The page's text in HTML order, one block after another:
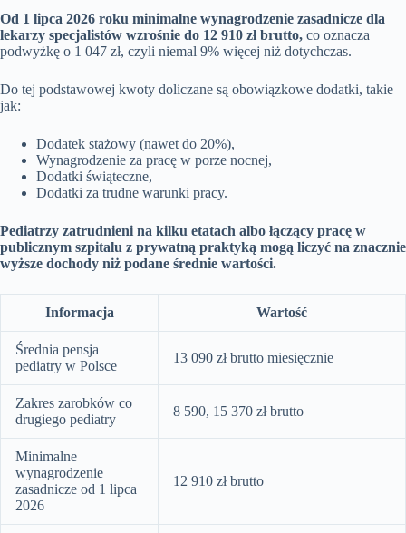
Od 1 lipca 2026 roku minimalne wynagrodzenie zasadnicze dla
lekarzy specjalistów wzrośnie do 12 910 zł brutto, co oznacza
podwyżkę o 1 047 zł, czyli niemal 9% więcej niż dotychczas.
Do tej podstawowej kwoty doliczane są obowiązkowe dodatki, takie
jak:
Dodatek stażowy (nawet do 20%),
Wynagrodzenie za pracę w porze nocnej,
Dodatki świąteczne,
Dodatki za trudne warunki pracy.
Pediatrzy zatrudnieni na kilku etatach albo łączący pracę w
publicznym szpitalu z prywatną praktyką mogą liczyć na znacznie
wyższe dochody niż podane średnie wartości.
Informacja Wartość
Średnia pensja
pediatry w Polsce
13 090 zł brutto miesięcznie
Zakres zarobków co
drugiego pediatry
8 590, 15 370 zł brutto
Minimalne
wynagrodzenie
zasadnicze od 1 lipca
2026
12 910 zł brutto